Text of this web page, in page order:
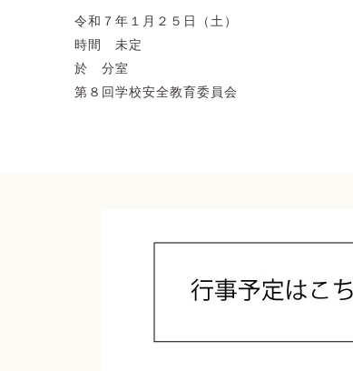
令和７年１月２５日（土）
時間 未定
於 分室
第８回学校安全教育委員会